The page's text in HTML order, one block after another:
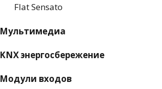
Flat Sensato
Мультимедиа
KNX энергосбережение
Модули входов